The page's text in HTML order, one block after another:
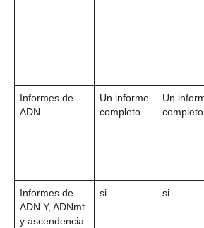
Informes de
ADN
Un informe
completo
Un
completo
Informes de
ADN Y, ADNmt
y ascendencia
si si